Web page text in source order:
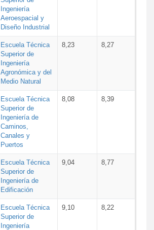
Ingeniería
Aeroespacial y
Diseño Industrial
Escuela Técnica
Superior de
Ingeniería
Agronómica y del
Medio Natural
8,23 8,27
Escuela Técnica
Superior de
Ingeniería de
Caminos,
Canales y
Puertos
8,08 8,39
Escuela Técnica
Superior de
Ingeniería de
Edificación
9,04 8,77
Escuela Técnica
Superior de
Ingeniería
9,10 8,22